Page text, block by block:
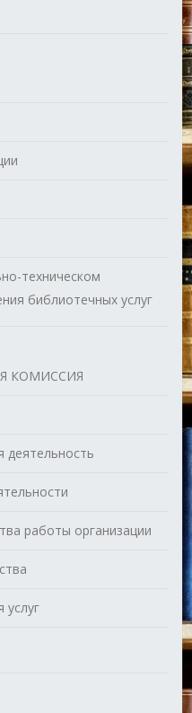
техническом
библиотечных услуг
КОМИССИЯ
деятельность
работы организации
услуг